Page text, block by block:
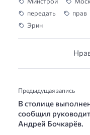
передать
прав
Эрин
Предыдущая запись
В столице
сообщил
Андрей Бочкарёв.